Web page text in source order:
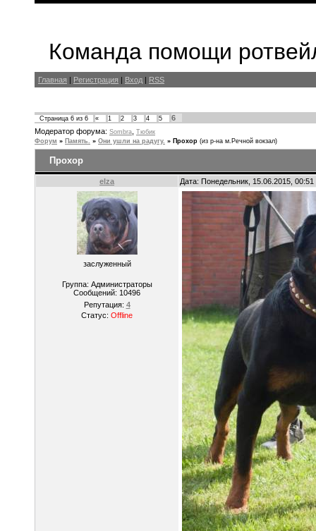
Команда помощи
Главная | Регистрация | Вход | RSS
Страница 6 из 6 « 1 2 3 4 5
6
Модератор форума: Sombra Тюбик
Форум » Память. » Они ушли на радугу. » Прохор (из р-на м.Речной вокзал)
Прохор
elza Дата: Понедельник, 15.06.2015,
заслуженный
Группа: Администраторы
Сообщений: 10496
Репутация: 4
Статус: Offline